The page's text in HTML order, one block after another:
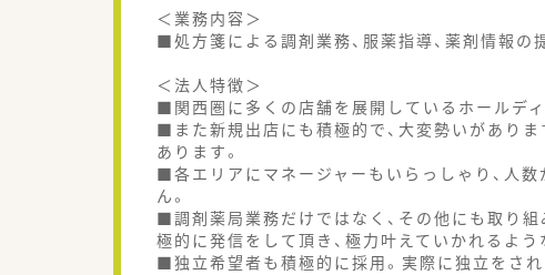
＜業務内容＞
■処方箋による調剤業務、服薬指導、薬剤情報の
＜法人特徴＞
■関西圏に多くの店舗を展開しているホールデ
■また新規出店にも積極的で、大変勢いがあり
あります。
■各エリアにマネージャーもいらっしゃり、人
ん。
■調剤薬局業務だけではなく、その他にも取り
極的に発信をして頂き、極力叶えていかれるよう
■独立希望者も積極的に採用。実際に独立をさ